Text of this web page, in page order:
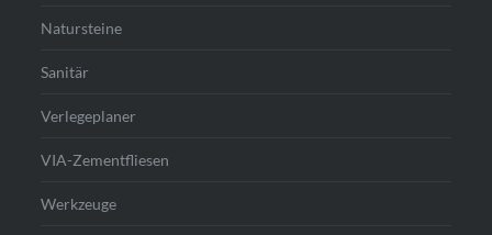
Natursteine
Sanitär
Verlegeplaner
VIA-Zementfliesen
Werkzeuge